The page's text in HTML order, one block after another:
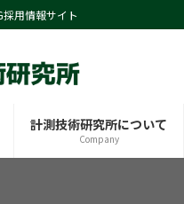
用情報サイト
計測技術研究所について
Company